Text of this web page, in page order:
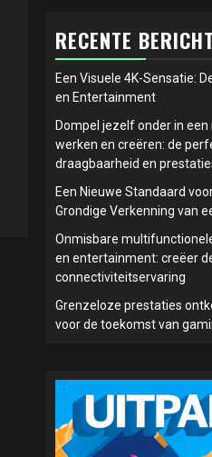
RECENTE
Een Visuele 4K-Sensatie:
en Entertainment
Dompel jezelf onder in
werken en creëren: de
draagbaarheid en
Een Nieuwe Standaard
Grondige Verkenning van
Onmisbare
en entertainment: creëer
connectiviteitservaring
Grenzeloze prestaties
voor de toekomst van